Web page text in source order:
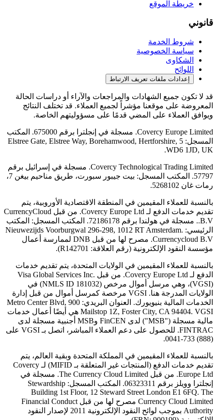
خريطة الموقع
قانوني
شروط الخدمة
سياسة الخصوصية
الشكاوى
اللوائح
إعدادات ملفات تعريف الارتباط
قد لا تكون جميع الشهادات والمراجعات والآراء أو دراسات الحالة
المعروضة على موقعنا مؤشراً لجميع العملاء. قد تختلف النتائج
ويوافق العملاء على المضي قدمًا على مسؤوليتهم الخاصة.
Covercy Europe Limited. مسجلة في إنجلترا برقم 675000. المكتب
المسجل: 5 Elstree Gate, Elstree Way, Borehamwood, Hertforshire,
WD6 1JD, UK.
Covercy Technological Trading Limited. مسجلة في إسرائيل برقم
57797. المكتب المسجل: بيت جيبور سبورت، طريق مناحيم بيغن 7،
رمات غان 5268102.
بالنسبة للعملاء المقيمين في المنطقة الاقتصادية الأوروبية، يتم
تقديم خدمات الدفع لـ Covercy Europe Ltd. من قبل CurrencyCloud
B.V.. مسجلة في هولندا برقم 72186178. المكتب المسجل: المكتب
الرئيسي: Nieuwezijds Voorburgwal 296-298, 1012 RT Amsterdam.
Currencycloud B.V. مصرح لها من قبل DNB لممارسة أعمال
مؤسسة النقود الإلكترونية (رقم العلاقة: R142701).
بالنسبة للعملاء المقيمين في الولايات المتحدة، يتم تقديم خدمات
الدفع لـ Covercy Europe Ltd. من قبل Visa Global Services Inc.
(VGSI)، وهي مرسل أموال مرخص (NMLS ID 181032) في
الولايات المدرجة هنا. VGSI مرخصة كمرسل أموال من قبل إدارة
الخدمات المالية بنيويورك. العنوان البريدي: 900 Metro Center Blvd,
Mailstop 1Z, Foster City, CA 94404. VGSI هي أيضًا أعمال خدمات
مالية مسجلة ("MSB") لدى FinCEN وMSB أجنبية مسجلة لدى
FINTRAC. للحصول على دعم العملاء المباشر، اتصل بـ VGSI على
(888) 733-0041.
بالنسبة للعملاء المقيمين في المملكة المتحدة وبقية العالم، يتم
تقديم خدمات الدفع (المنتجات غير المتعلقة بـ MIFID) لـ Covercy
Europe Ltd. من قبل The Currency Cloud Limited. مسجلة في
إنجلترا وويلز برقم 06323311. المكتب المسجل: Stewardship
Building 1st Floor, 12 Steward Street London E1 6FQ. The
Currency Cloud Limited مصرح لها من قبل Financial Conduct
Authority بموجب لوائح النقود الإلكترونية 2011 لإصدار النقود